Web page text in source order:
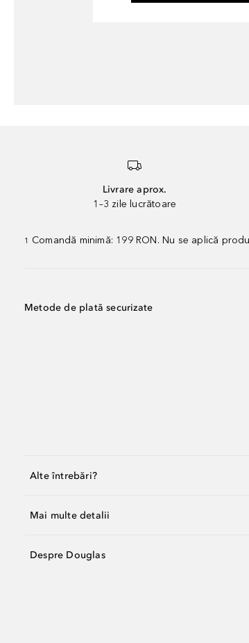
Livrare aprox.
1–3 zile lucrătoare
1 Comandă minimă: 199 RON. Nu se aplică
Metode de plată securizate
Alte întrebări?
Mai multe detalii
Despre Douglas